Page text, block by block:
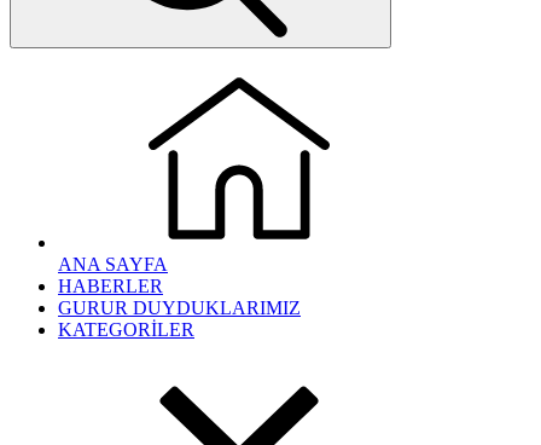
ANA SAYFA
HABERLER
GURUR DUYDUKLARIMIZ
KATEGORİLER